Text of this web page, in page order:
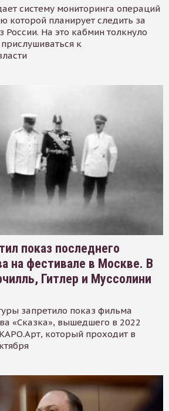
систему мониторинга операций
которой планирует следить за
России. На это кабмин толкнуло
к
показ последнего
на фестивале в Москве. В
Гитлер и Муссолини
запретило показ фильма
«Сказка», вышедшего в 2022
который проходит в